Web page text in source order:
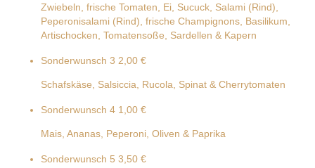
Zwiebeln, frische Tomaten, Ei, Sucuck, Salami (Rind),
Peperonisalami (Rind), frische Champignons, Basilikum,
Artischocken, Tomatensoße, Sardellen & Kapern
Sonderwunsch 3 2,00 €
Schafskäse, Salsiccia, Rucola, Spinat & Cherrytomaten
Sonderwunsch 4 1,00 €
Mais, Ananas, Peperoni, Oliven & Paprika
Sonderwunsch 5 3,50 €